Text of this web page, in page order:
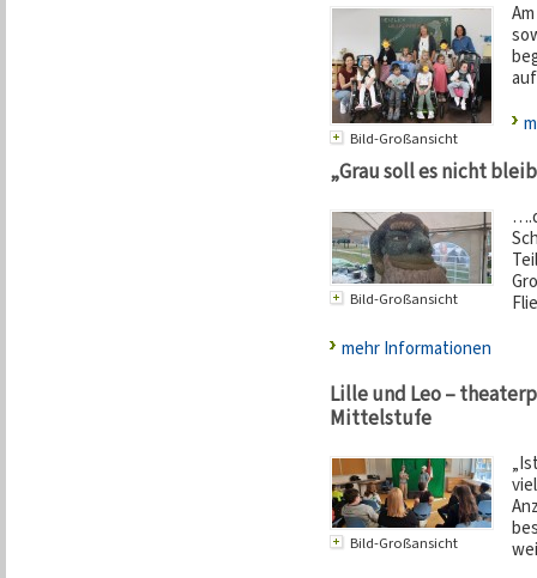
Bild-Großansicht
„Grau soll es nicht
Bild-Großansicht
mehr Informationen
Lille und Leo –
Mittelstufe
Bild-Großansicht